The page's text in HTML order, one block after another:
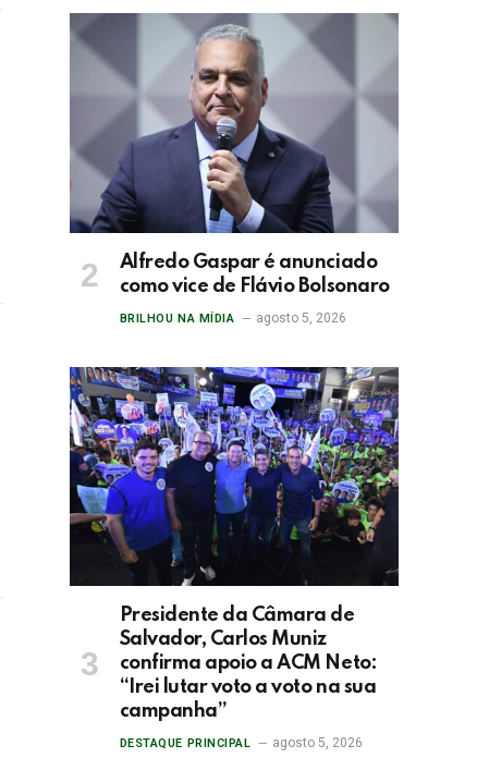
Alfredo Gaspar é anunciado
como vice de Flávio Bolsonaro
BRILHOU NA MÍDIA agosto 5, 2026
Presidente da Câmara de
Salvador, Carlos Muniz
confirma apoio a ACM Neto:
“Irei lutar voto a voto na sua
campanha”
DESTAQUE PRINCIPAL agosto 5, 2026